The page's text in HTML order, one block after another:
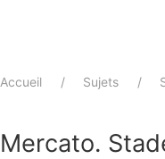
Accueil Sujets
Mercato.